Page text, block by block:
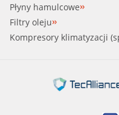
Płyny hamulcowe
Filtry oleju
Kompresory klimatyzacji